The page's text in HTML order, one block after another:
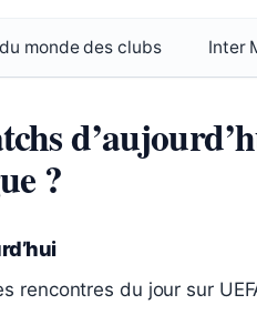
monde des clubs Inter
?
rencontres du jour sur